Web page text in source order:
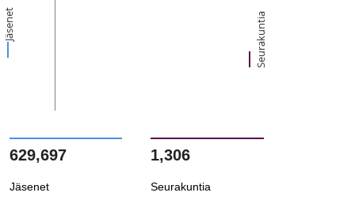
Jäsenet Seurakuntia
629,697
Jäsenet
1,306
Seurakuntia